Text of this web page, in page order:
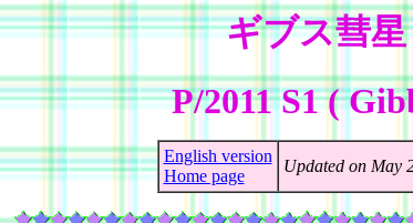
ギブス彗星
P/2011 S1 (
English version
Home page
Updated on May